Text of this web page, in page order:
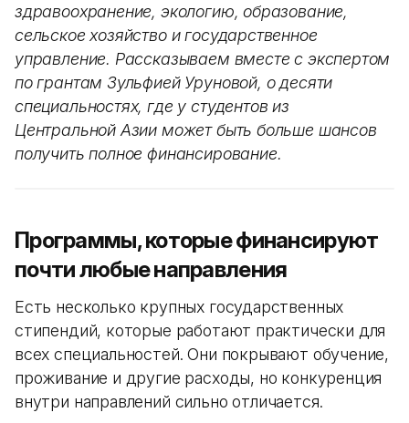
здравоохранение, экологию, образование,
сельское хозяйство и государственное
управление. Рассказываем вместе с экспертом
по грантам Зульфией Уруновой, о десяти
специальностях, где у студентов из
Центральной Азии может быть больше шансов
получить полное финансирование.
Программы, которые финансируют
почти любые направления
Есть несколько крупных государственных
стипендий, которые работают практически для
всех специальностей. Они покрывают обучение,
проживание и другие расходы, но конкуренция
внутри направлений сильно отличается.